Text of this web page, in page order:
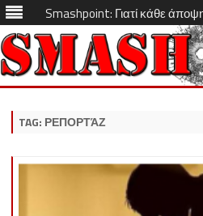
Smashpoint: Γιατί κάθε
Skip
TAG: ΡΕΠΟΡΤΆΖ